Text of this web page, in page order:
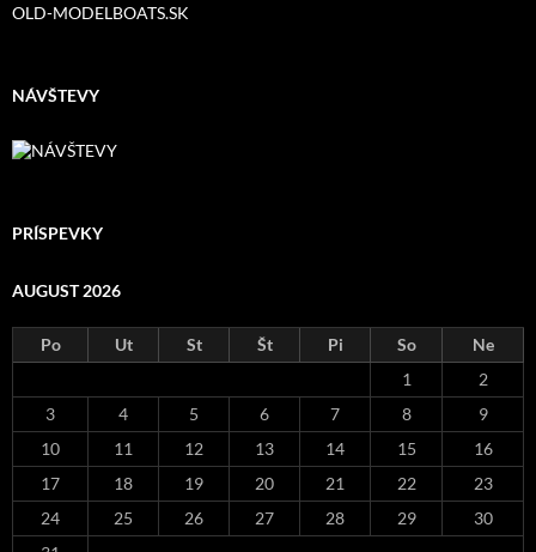
OLD-MODELBOATS.SK
NÁVŠTEVY
PRÍSPEVKY
AUGUST 2026
Po Ut St Št Pi So
Ne
1
2
3
4 5 6 7 8
9
10
11 12 13 14 15
16
17
18 19 20 21 22
23
24
25 26 27 28 29
30